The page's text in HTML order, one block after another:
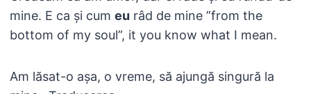
mine. E ca și cum eu râd de mine ”from the
bottom of my soul”, it you know what I mean.
Am lăsat-o așa, o vreme, să ajungă singură la